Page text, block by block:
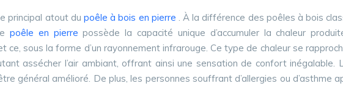
principal atout du poêle à bois en pierre . À la différence des poêles à bois
poêle en pierrepossède la capacité unique d’accumuler la chaleur
ce, sous la forme d’un rayonnement infrarouge. Ce type de chaleur se
assécher l’air ambiant, offrant ainsi une sensation de confort
général amélioré. De plus, les personnes souffrant d’allergies ou